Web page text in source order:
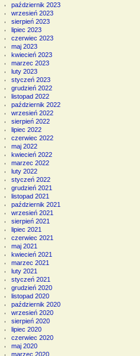
październik 2023
wrzesień 2023
sierpień 2023
lipiec 2023
czerwiec 2023
maj 2023
kwiecień 2023
marzec 2023
luty 2023
styczeń 2023
grudzień 2022
listopad 2022
październik 2022
wrzesień 2022
sierpień 2022
lipiec 2022
czerwiec 2022
maj 2022
kwiecień 2022
marzec 2022
luty 2022
styczeń 2022
grudzień 2021
listopad 2021
październik 2021
wrzesień 2021
sierpień 2021
lipiec 2021
czerwiec 2021
maj 2021
kwiecień 2021
marzec 2021
luty 2021
styczeń 2021
grudzień 2020
listopad 2020
październik 2020
wrzesień 2020
sierpień 2020
lipiec 2020
czerwiec 2020
maj 2020
marzec 2020